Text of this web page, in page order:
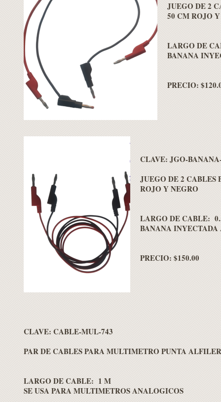
JUEGO DE 2
50 CM ROJO
LARGO DE
BANANA
PRECIO:
CLAVE: JGO-
JUEGO DE 2 CABLES
ROJO Y NEGRO
LARGO DE CABLE:
BANANA
PRECIO: $150.00
CLAVE: CABLE-MUL-743
PAR DE CABLES PARA MULTIMETRO PUNTA ALFILER
LARGO DE CABLE: 1 M
SE USA PARA MULTIMETROS ANALOGICOS